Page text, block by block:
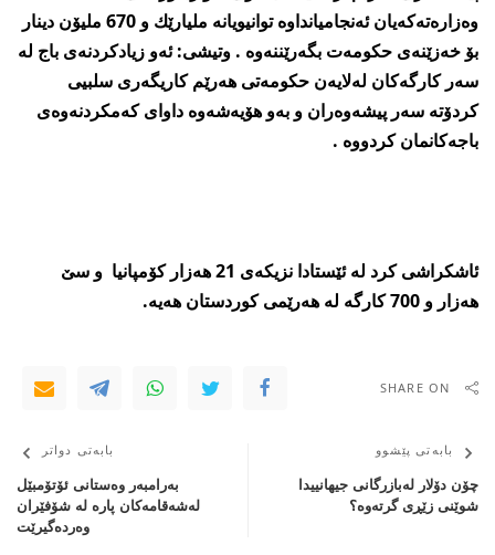
وه‌زاره‌ته‌كه‌یان ئه‌نجامیانداوه‌ توانیویانه‌ ملیارێك و 670 ملیۆن دینار
بۆ خه‌زێنه‌ی‌ حكومه‌ت بگه‌رێننه‌وه‌ . وتیشی‌: ئه‌و زیادكردنه‌ی‌ باج له‌
سه‌ر كارگه‌كان له‌لایه‌ن حكومه‌تی‌ هه‌رێم كاریگه‌ری‌ سلبیی‌
كردۆته‌ سه‌ر پیشه‌وه‌ران و به‌و هۆیه‌شه‌وه‌ داوای‌ كه‌مكردنه‌وه‌ی‌
باجه‌كانمان كردووه‌ .
ئاشكراشی‌ كرد له‌ ئێستادا نزیكه‌ی‌ 21 هه‌زار كۆمپانیا و سێ
هه‌زار و 700 كارگه‌ له‌ هه‌رێمی‌ كوردستان هه‌یه‌.
SHARE ON
بابەتی پێشوو
چۆن دۆلار له‌بازرگانی‌ ‌‌‌‌جیهانییدا
‌شوێنی‌ زێڕی‌ گرته‌وه؟
بابەتی دواتر
بەرامبەر وه‌ستانی ئۆتۆمبێل
لەشەقامەکان پاره‌ له‌ شۆفێران
وه‌رده‌گیرێت